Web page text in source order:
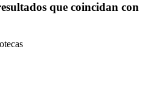
que coincidan con